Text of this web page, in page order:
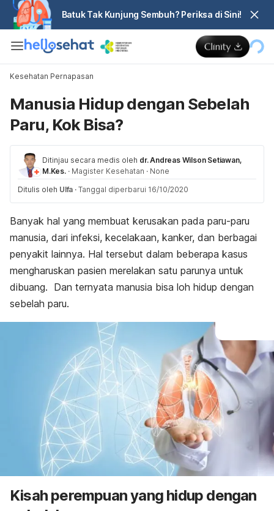
Batuk Tak Kunjung Sembuh? Periksa di Sini!
Kesehatan Pernapasan
Manusia Hidup dengan Sebelah
Paru, Kok Bisa?
Ditinjau secara medis oleh dr. Andreas Wilson Setiawan,
M.Kes. · Magister Kesehatan · None
Ditulis oleh Ulfa · Tanggal diperbarui 16/10/2020
Banyak hal yang membuat kerusakan pada paru-paru
manusia, dari infeksi, kecelakaan, kanker, dan berbagai
penyakit lainnya. Hal tersebut dalam beberapa kasus
mengharuskan pasien merelakan satu parunya untuk
dibuang. Dan ternyata manusia bisa loh hidup dengan
sebelah paru.
Kisah perempuan yang hidup dengan